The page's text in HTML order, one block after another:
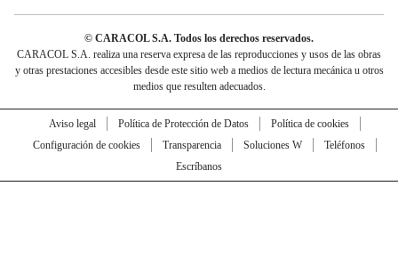
© CARACOL S.A. Todos los derechos reservados.
CARACOL S.A. realiza una reserva expresa de las reproducciones y usos de las obras
y otras prestaciones accesibles desde este sitio web a medios de lectura mecánica u otros
medios que resulten adecuados.
Aviso legal Política de Protección de Datos
Política de cookies
Configuración de cookies
Transparencia Soluciones W
Teléfonos
Escríbanos